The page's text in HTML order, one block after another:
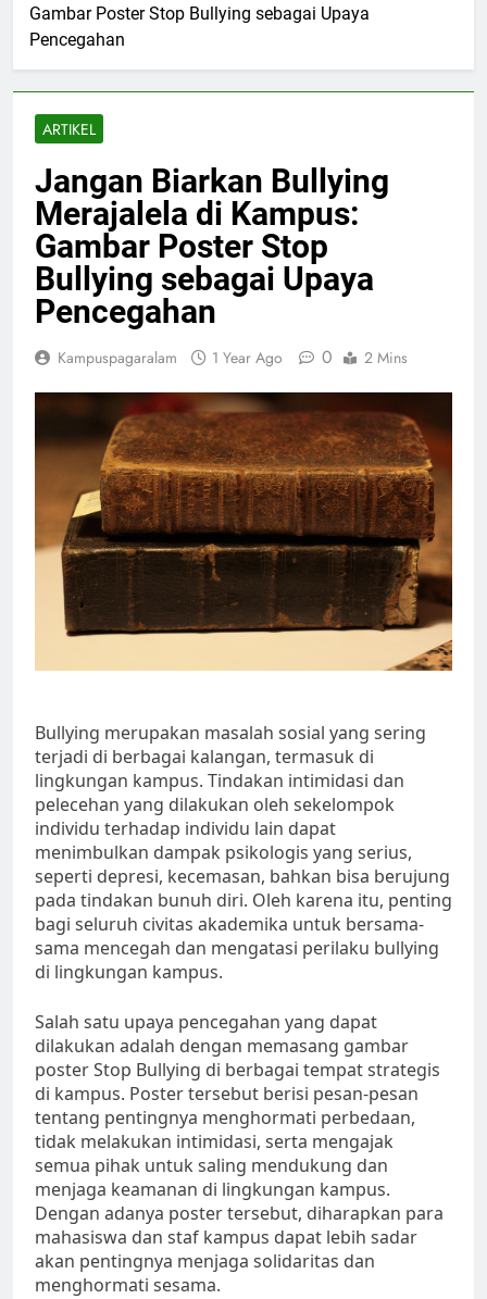
Gambar Poster Stop Bullying sebagai Upaya
Pencegahan
ARTIKEL
Jangan Biarkan Bullying
Merajalela di Kampus:
Gambar Poster Stop
Bullying sebagai Upaya
Pencegahan
Kampuspagaralam 1 Year Ago 0 2 Mins
Bullying merupakan masalah sosial yang sering
terjadi di berbagai kalangan, termasuk di
lingkungan kampus. Tindakan intimidasi dan
pelecehan yang dilakukan oleh sekelompok
individu terhadap individu lain dapat
menimbulkan dampak psikologis yang serius,
seperti depresi, kecemasan, bahkan bisa berujung
pada tindakan bunuh diri. Oleh karena itu, penting
bagi seluruh civitas akademika untuk bersama-
sama mencegah dan mengatasi perilaku bullying
di lingkungan kampus.
Salah satu upaya pencegahan yang dapat
dilakukan adalah dengan memasang gambar
poster Stop Bullying di berbagai tempat strategis
di kampus. Poster tersebut berisi pesan-pesan
tentang pentingnya menghormati perbedaan,
tidak melakukan intimidasi, serta mengajak
semua pihak untuk saling mendukung dan
menjaga keamanan di lingkungan kampus.
Dengan adanya poster tersebut, diharapkan para
mahasiswa dan staf kampus dapat lebih sadar
akan pentingnya menjaga solidaritas dan
menghormati sesama.